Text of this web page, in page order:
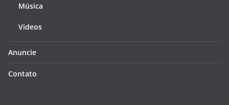
Música
Videos
Anuncie
Contato